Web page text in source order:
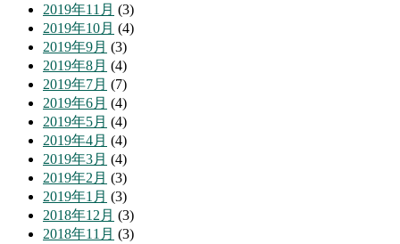
2019年11月 (3)
2019年10月 (4)
2019年9月 (3)
2019年8月 (4)
2019年7月 (7)
2019年6月 (4)
2019年5月 (4)
2019年4月 (4)
2019年3月 (4)
2019年2月 (3)
2019年1月 (3)
2018年12月 (3)
2018年11月 (3)